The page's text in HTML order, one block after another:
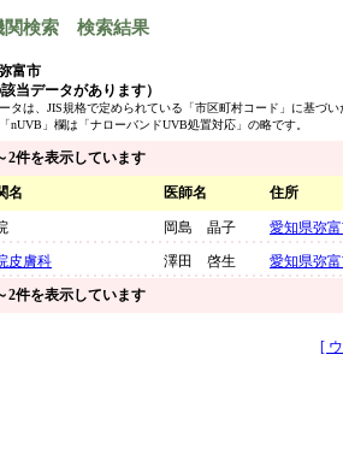
関検索 検索結果
富市
該当データがあります）
タは、JIS規格で定められている「市区町村コード」に基づ
nUVB」欄は「ナローバンドUVB処置対応」の略です。
2件を表示しています
名 医師名 住所
岡島 晶子
愛知県弥
皮膚科
澤田 啓生
愛知県弥
2件を表示しています
[